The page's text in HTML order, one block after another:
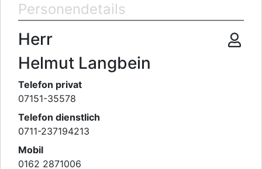
Personendetails
Herr
Helmut Langbein
Telefon privat
07151-35578
Telefon dienstlich
0711-237194213
Mobil
0162 2871006